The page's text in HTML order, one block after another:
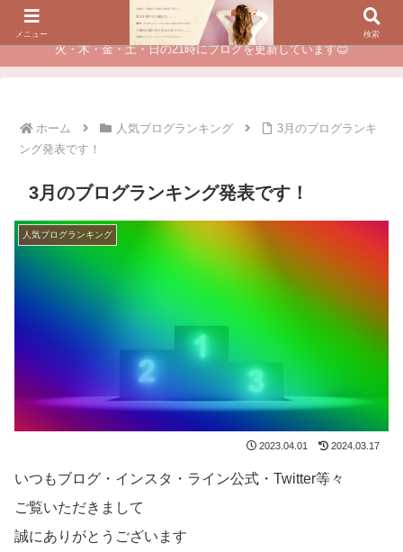
夫に不倫されたつらい経験が、あなたのチャンスに変わるカウンセリング
火・木・金・土・日の21時にブログを更新しています😊
ホーム 人気ブログランキング
3月のブログランキ
ング発表です！
3月のブログランキング発表です！
人気ブログランキング
2023.04.01 2024.03.17
いつもブログ・インスタ・ライン公式・Twitter等々
ご覧いただきまして
誠にありがとうございます
メニュー 検索